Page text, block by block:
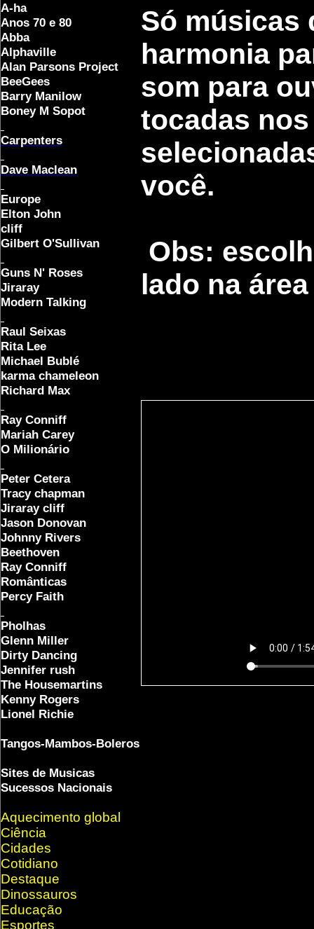
A-ha
Anos 70 e 80
Abba
Alphaville
Alan Parsons Project
BeeGees
Barry Manilow
Boney M Sopot
Carpenters
Dave Maclean
Europe
Elton John
cliff
Gilbert O'Sullivan
Guns N' Roses
Jiraray
Modern Talking
Raul Seixas
Rita Lee
Michael Bublé
karma chameleon
Richard Max
Ray Conniff
Mariah Carey
O Milionário
Peter Cetera
Tracy chapman
Jiraray cliff
Jason Donovan
Johnny Rivers
Beethoven
Ray Conniff
Românticas
Percy Faith
Pholhas
Glenn Miller
Dirty Dancing
Jennifer rush
The Housemartins
Kenny Rogers
Lionel Richie
Tangos-Mambos-Boleros
Sites de Musicas
Sucessos Nacionais
Aquecimento global
Ciência
Cidades
Cotidiano
Destaque
Dinossauros
Educação
Esportes
Só músicas
harmonia
som para
tocadas nos
você.
Obs:
lado na